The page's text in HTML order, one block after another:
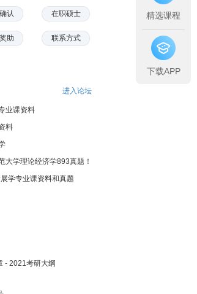
认 在职硕士
助 联系方式
进入论坛
业课资料
料
大学理论经济学893真题！
学专业课资料和真题
- 2021考研大纲
精选课程
下载APP